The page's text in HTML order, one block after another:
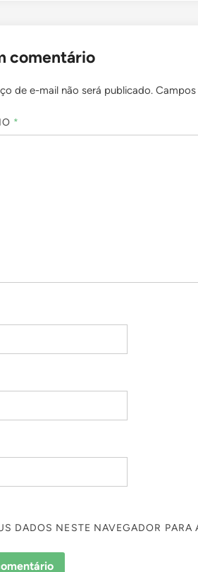
comentário
de e-mail não será publicado.
*
DADOS NESTE NAVEGADOR